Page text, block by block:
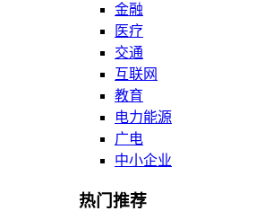
金融
医疗
交通
互联网
教育
电力能源
广电
中小企业
热门推荐